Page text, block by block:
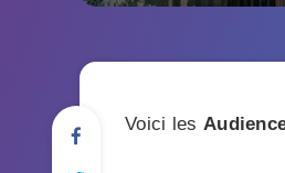
Voici les